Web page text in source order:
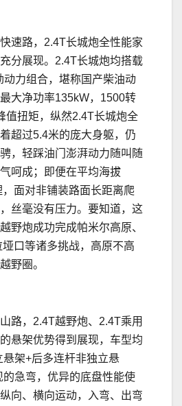
速路，2.4T长城炮全性能家
分展现。2.4T长城炮均搭载
动力组合，堪称国产柴油动
大净功率135kW，1500转
值扭矩，纵然2.4T长城炮全
超过5.4米的庞大身躯，仍
，轻踩油门澎湃动力随叫随
呵成；即便在平均海拔
面对非铺装路面长距离爬
丝毫没有压力。要知道，这
野炮成功完成帕米尔高原、
口等诸多挑战，高原不高
野圈。
路，2.4T越野炮、2.4T乘用
悬架优势得到展现，车型均
悬架+后多连杆非独立悬
的急弯，优异的底盘性能使
向、横向运动，入弯、出弯